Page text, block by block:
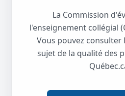
La Commission
l'enseignement collégial
Vous pouvez
sujet de la qualité des